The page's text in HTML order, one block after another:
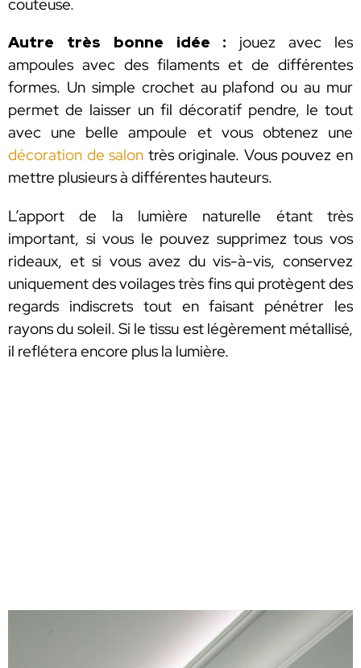
couteuse.
Autre très bonne idée : jouez avec les
ampoules avec des filaments et de différentes
formes. Un simple crochet au plafond ou au mur
permet de laisser un fil décoratif pendre, le tout
avec une belle ampoule et vous obtenez une
décoration de salon très originale. Vous pouvez en
mettre plusieurs à différentes hauteurs.
L’apport de la lumière naturelle étant très
important, si vous le pouvez supprimez tous vos
rideaux, et si vous avez du vis-à-vis, conservez
uniquement des voilages très fins qui protègent des
regards indiscrets tout en faisant pénétrer les
rayons du soleil. Si le tissu est légèrement métallisé,
il reflétera encore plus la lumière.